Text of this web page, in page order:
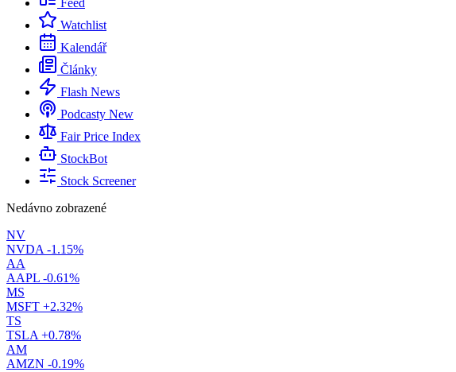
Feed
Watchlist
Kalendář
Články
Flash News
Podcasty New
Fair Price Index
StockBot
Stock Screener
Nedávno zobrazené
NV
NVDA -1.15%
AA
AAPL -0.61%
MS
MSFT +2.32%
TS
TSLA +0.78%
AM
AMZN -0.19%